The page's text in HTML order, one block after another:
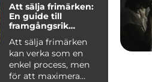
Att sälja frimärken:
En guide till
framgångsrik
Att sälja frimärken
kan verka som en
enkel process, men
för att maximera